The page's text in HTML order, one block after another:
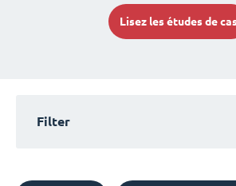
Lisez les études de
Filter